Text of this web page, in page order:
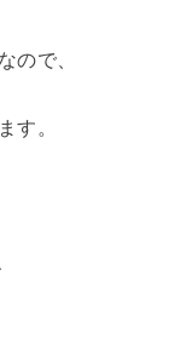
ので、
す。